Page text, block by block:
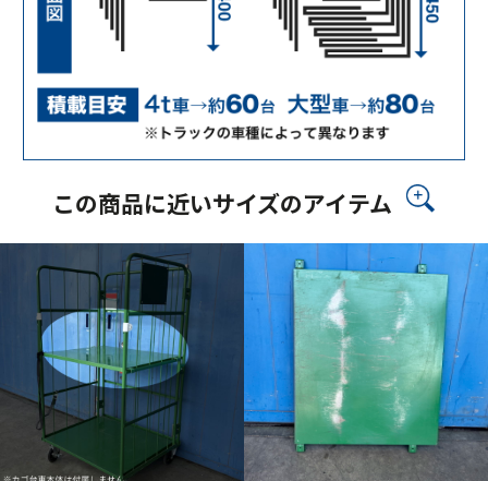
この商品に近いサイズのアイテム